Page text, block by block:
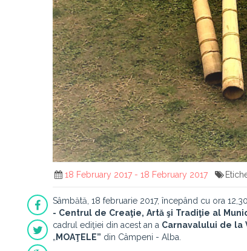
18 February 2017 - 18 February 2017
Sâmbătă, 18 februarie 2017, începând cu ora 12,30,
- Centrul de Creaţie, Artă şi Tradiţie al
cadrul ediţiei din acest an a Carnavalului de la
„ MOAŢELE” din Câmpeni - Alba.